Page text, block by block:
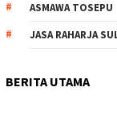
ASMAWA TOSEPU
JASA RAHARJA
BERITA UTAMA